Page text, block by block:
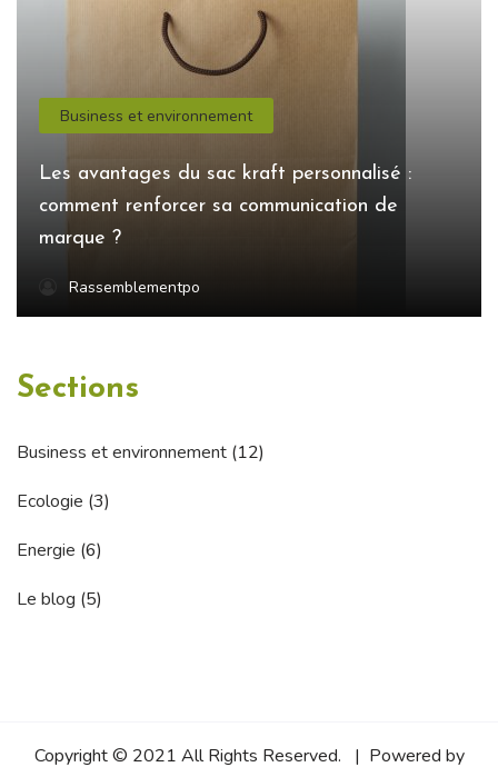
Business et environnement
Les avantages du sac kraft personnalisé :
comment renforcer sa communication de
marque ?
Rassemblementpo
Sections
Business et environnement (12)
Ecologie (3)
Energie (6)
Le blog (5)
Copyright © 2021 All Rights Reserved. | Powered by